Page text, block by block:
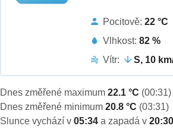
Pocitově:22 °C
Vlhkost:82 %
Vítr:
S, 10
Dnes změřené maximum22.1 °C (00:31)
Dnes změřené minimum20.8 °C (03:31)
Slunce vychází v05:34a zapadá v